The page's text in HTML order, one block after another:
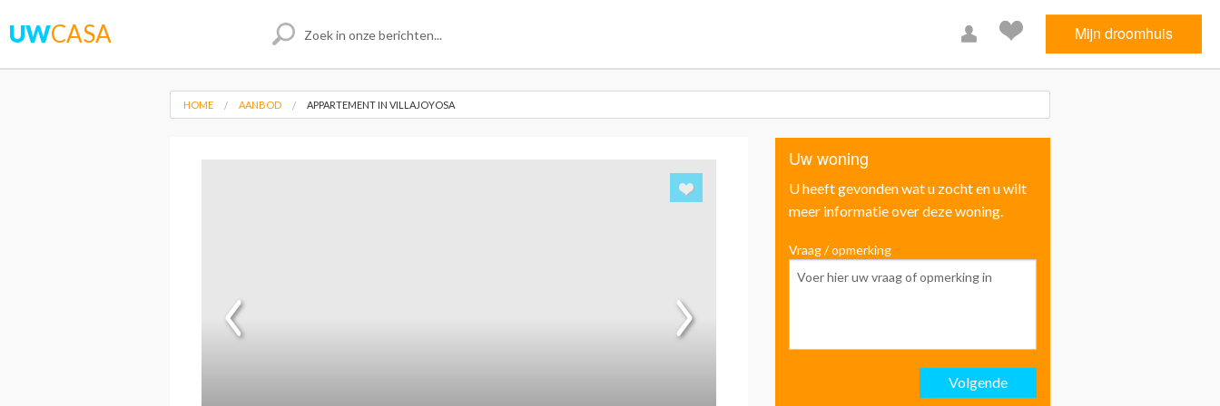
UWCASA Mijn droomhuis
HOME AANBOD APPARTEMENT IN VILLAJOYOSA
Uw woning
U heeft gevonden wat u zocht en u wilt
meer informatie over deze woning.
Vraag / opmerking
Volgende